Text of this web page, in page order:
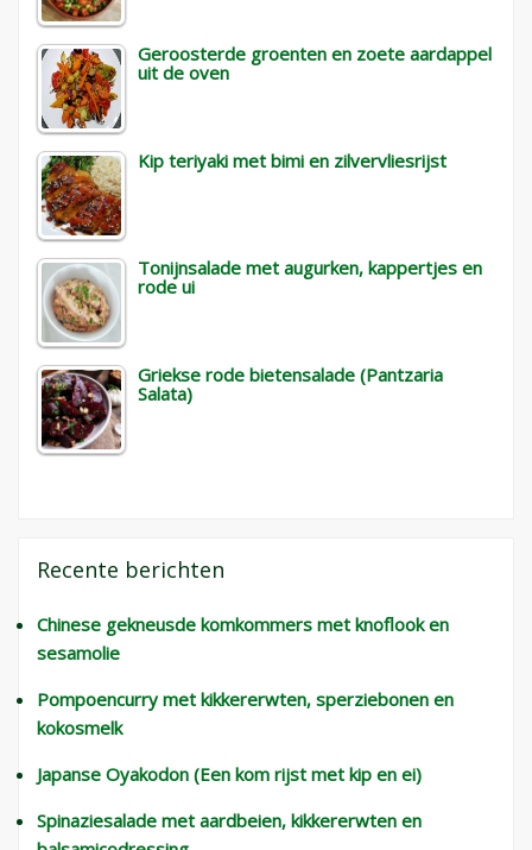
Geroosterde groenten en zoete aardappel
uit de oven
Kip teriyaki met bimi en zilvervliesrijst
Tonijnsalade met augurken, kappertjes en
rode ui
Griekse rode bietensalade (Pantzaria
Salata)
Recente berichten
Chinese gekneusde komkommers met knoflook en
sesamolie
Pompoencurry met kikkererwten, sperziebonen en
kokosmelk
Japanse Oyakodon (Een kom rijst met kip en ei)
Spinaziesalade met aardbeien, kikkererwten en